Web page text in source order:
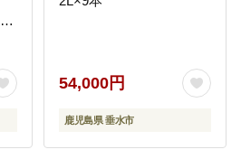
54,000円
鹿児島県 垂水市